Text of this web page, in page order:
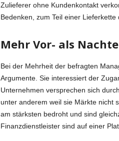
Zulieferer ohne Kundenkontakt
Bedenken, zum Teil einer
Mehr Vor- als
Bei der Mehrheit der befragten
Argumente. Sie interessiert der
Unternehmen versprechen sich
unter anderem weil sie Märkte nicht
am stärksten bedroht und sind
Finanzdienstleister sind auf einer